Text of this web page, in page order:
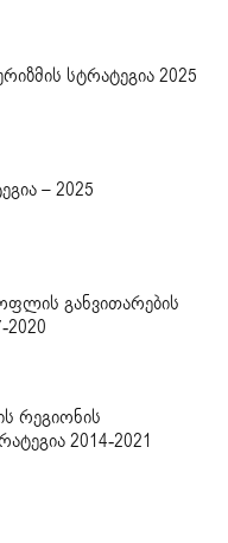
სტრატეგია 2025
– 2025
განვითარების
2020
რეგიონის
2014-2021